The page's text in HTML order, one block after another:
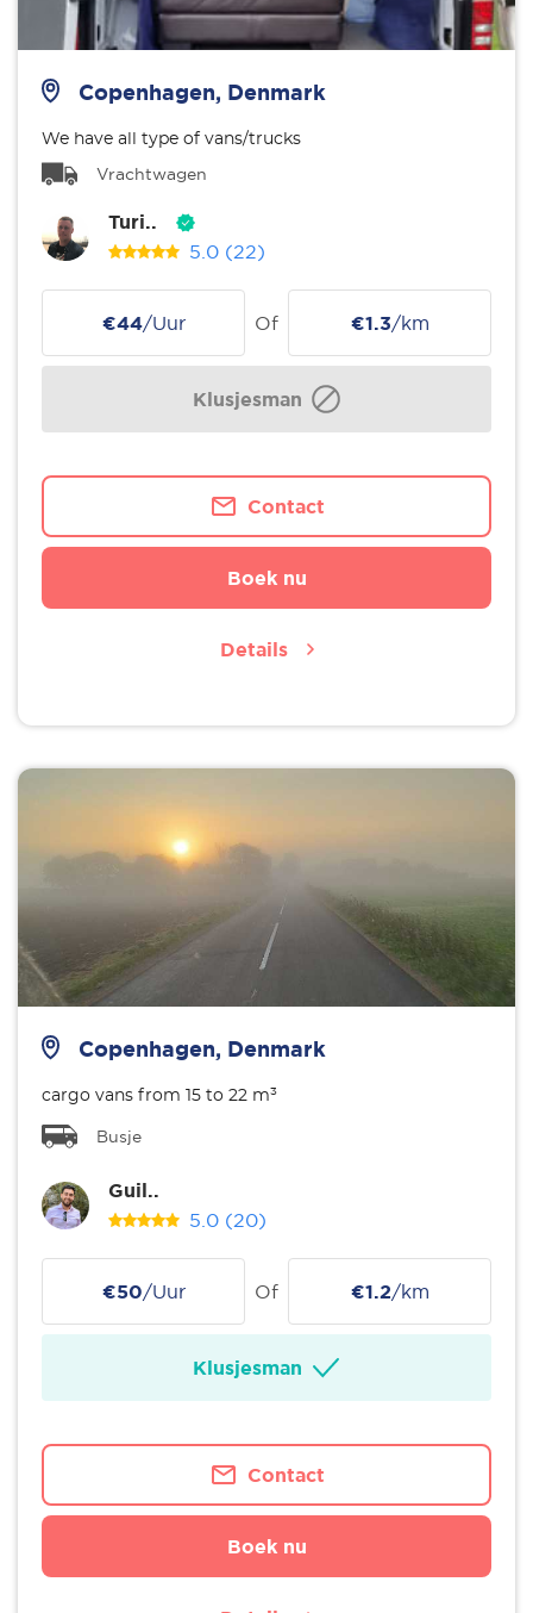
Copenhagen, Denmark
We have all type of vans/trucks
Vrachtwagen
Turi..
5.0 (22)
€44/Uur Of €1.3/km
Klusjesman
Contact
Boek nu
Details
Copenhagen, Denmark
cargo vans from 15 to 22 m³
Busje
Guil..
5.0 (20)
€50/Uur Of €1.2/km
Klusjesman
Contact
Boek nu